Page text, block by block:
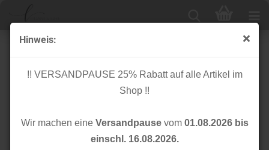
Hinweis:
!! VERSANDPAUSE 25% Rabatt auf alle Artikel im
Shop !!
Wir machen eine Versandpausevom 01.08.2026 bis
einschl. 16.08.2026.
Bio Flachkordel - Twist Me - Flat - 3,5 cm - Col.22 -
Albstoffe - Hamburger Liebe